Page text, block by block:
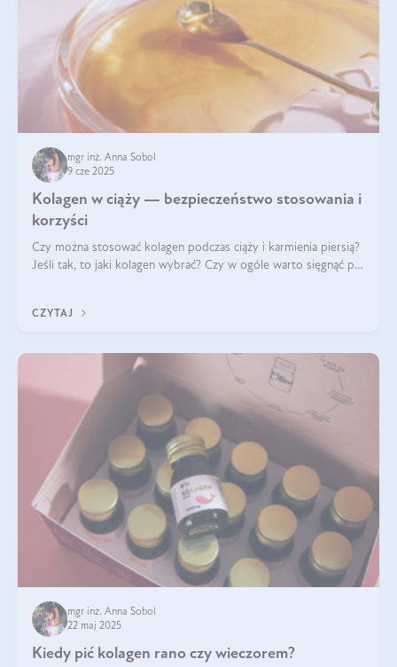
mgr inż. Anna Sobol
9 cze 2025
Kolagen w ciąży — bezpieczeństwo stosowania i
korzyści
Czy można stosować kolagen podczas ciąży i karmienia piersią?
Jeśli tak, to jaki kolagen wybrać? Czy w ogóle warto sięgnąć po
CZYTAJ
mgr inż. Anna Sobol
22 maj 2025
Kiedy pić kolagen rano czy wieczorem?